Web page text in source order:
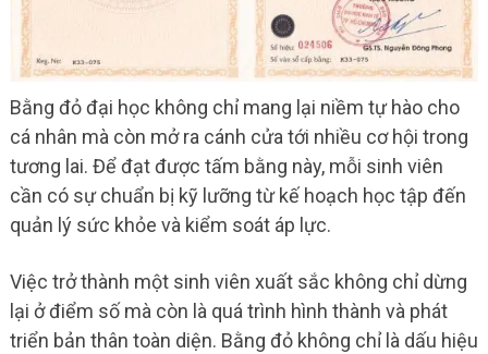
Bằng đỏ đại học không chỉ mang lại niềm tự hào cho
cá nhân mà còn mở ra cánh cửa tới nhiều cơ hội trong
tương lai. Để đạt được tấm bằng này, mỗi sinh viên
cần có sự chuẩn bị kỹ lưỡng từ kế hoạch học tập đến
quản lý sức khỏe và kiểm soát áp lực.
Việc trở thành một sinh viên xuất sắc không chỉ dừng
lại ở điểm số mà còn là quá trình hình thành và phát
triển bản thân toàn diện. Bằng đỏ không chỉ là dấu hiệu